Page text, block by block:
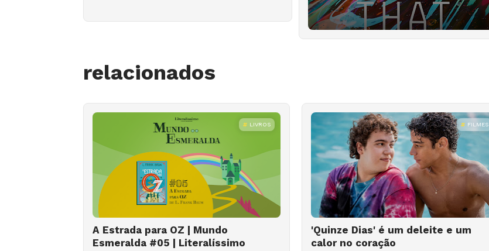
relacionados
LIVROS
A Estrada para OZ | Mundo
Esmeralda #05 | Literalíssimo
FILMES
'Quinze Dias' é um deleite e um
calor no coração